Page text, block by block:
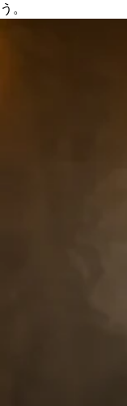
う。